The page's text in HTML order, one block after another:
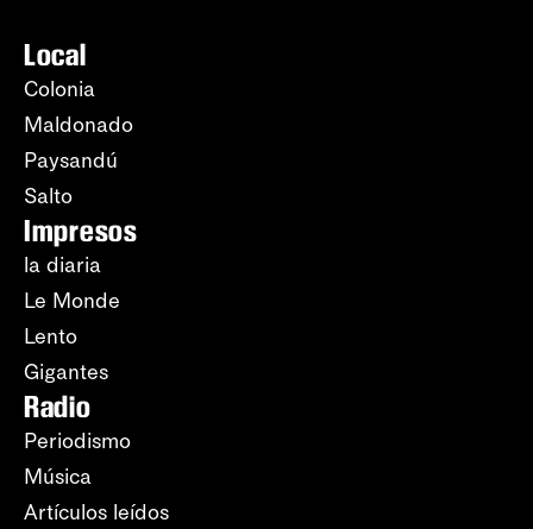
Local
Colonia
Maldonado
Paysandú
Salto
Impresos
la diaria
Le Monde
Lento
Gigantes
Radio
Periodismo
Música
Artículos leídos